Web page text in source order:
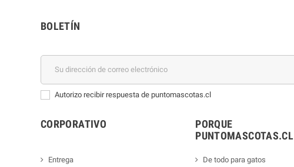
BOLETÍN
Autorizo recibir respuesta de puntomascotas.cl
CORPORATIVO
Entrega
PORQUE
PUNTOMASCOTAS.CL
De todo para gatos